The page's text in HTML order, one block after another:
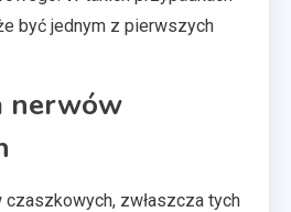
być jednym z pierwszych
nerwów
zwłaszcza tych